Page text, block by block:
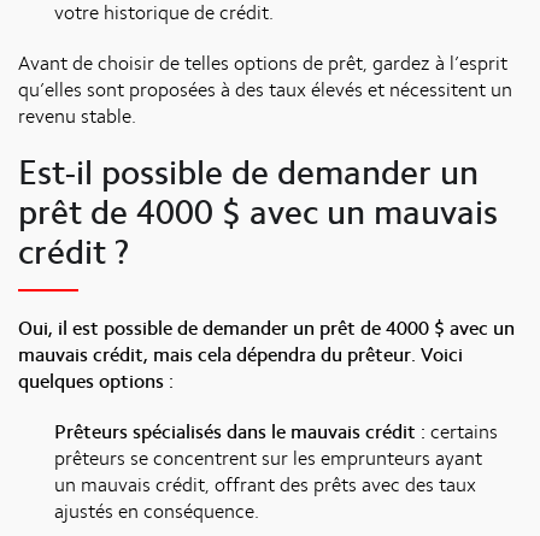
votre historique de crédit.
Avant de choisir de telles options de prêt, gardez à l’esprit
qu’elles sont proposées à des taux élevés et nécessitent un
revenu stable.
Est-il possible de demander un
prêt de 4000 $ avec un mauvais
crédit ?
Oui, il est possible de demander un prêt de 4000 $ avec un
mauvais crédit, mais cela dépendra du prêteur. Voici
quelques options :
Prêteurs spécialisés dans le mauvais crédit : certains
prêteurs se concentrent sur les emprunteurs ayant
un mauvais crédit, offrant des prêts avec des taux
ajustés en conséquence.